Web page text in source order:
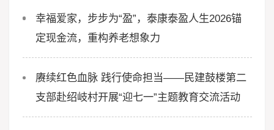
幸福爱家，步步为“盈”，泰康泰盈人生2026锚
定现金流，重构养老想象力
赓续红色血脉 践行使命担当——民建鼓楼第二
支部赴绍岐村开展“迎七一”主题教育交流活动